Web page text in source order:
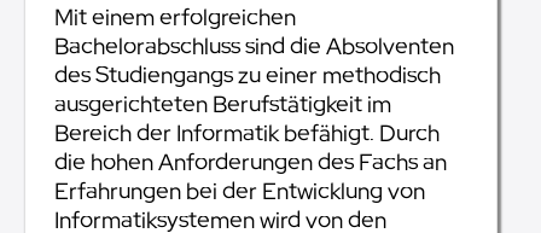
Mit einem erfolgreichen
Bachelorabschluss sind die Absolventen
des Studiengangs zu einer methodisch
ausgerichteten Berufstätigkeit im
Bereich der Informatik befähigt. Durch
die hohen Anforderungen des Fachs an
Erfahrungen bei der Entwicklung von
Informatiksystemen wird von den